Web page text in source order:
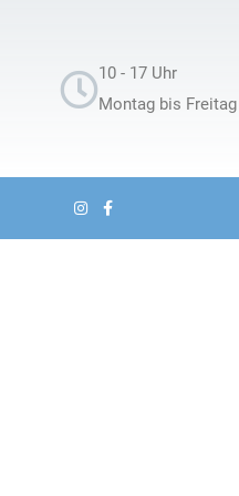
10 - 17 Uhr
Montag bis Freitag